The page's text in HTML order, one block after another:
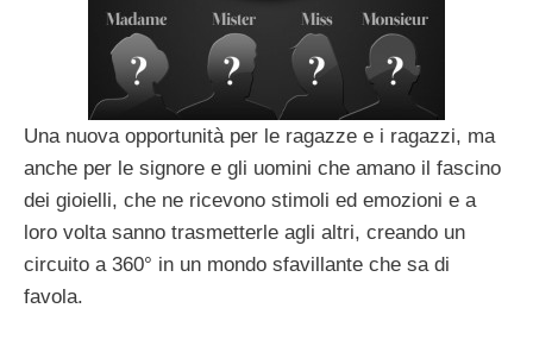
Una nuova opportunità per le ragazze e i ragazzi, ma
anche per le signore e gli uomini che amano il fascino
dei gioielli, che ne ricevono stimoli ed emozioni e a
loro volta sanno trasmetterle agli altri, creando un
circuito a 360° in un mondo sfavillante che sa di
favola.